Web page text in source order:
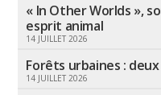
« In Other Worlds »,
esprit animal
14 JUILLET 2026
Forêts urbaines :
14 JUILLET 2026